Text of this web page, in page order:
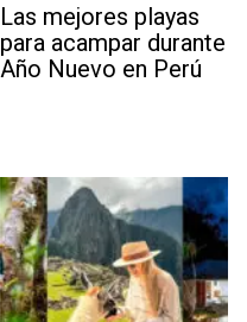
Las mejores playas
para acampar durante
Año Nuevo en Perú